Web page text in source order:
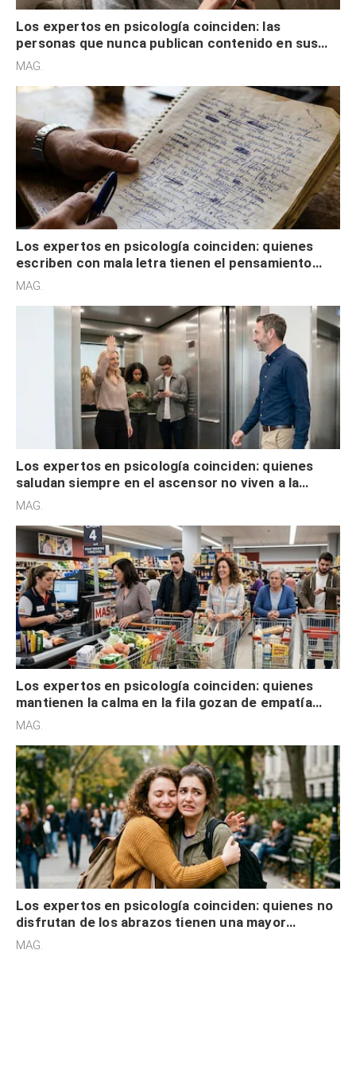
Los expertos en psicología coinciden: las
personas que nunca publican contenido en sus
redes sociales no pretenden buscar validación
MAG.
Los expertos en psicología coinciden: quienes
escriben con mala letra tienen el pensamiento
acelerado y no lo hacen por desinterés
MAG.
Los expertos en psicología coinciden: quienes
saludan siempre en el ascensor no viven a la
defensiva y tienen apertura social
MAG.
Los expertos en psicología coinciden: quienes
mantienen la calma en la fila gozan de empatía
cognitiva, gratitud y no solo tienen autocontrol
MAG.
Los expertos en psicología coinciden: quienes no
disfrutan de los abrazos tienen una mayor
sensibilidad a los estímulos físicos y no es por
MAG.